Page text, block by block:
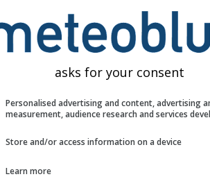
Sehr schwer
Diese Animation zeigt das
Vorhersage
. Orange Kreuze zeigen
asks for your consent
Personalised advertising and content, advertising
measurement, audience research and services
Store and/or access information on a device
Learn more